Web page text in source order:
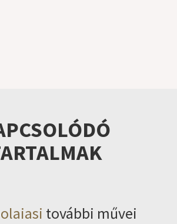
további művei